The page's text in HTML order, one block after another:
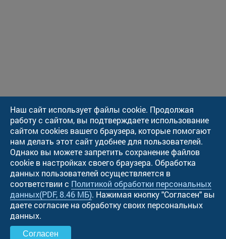
Наш сайт использует файлы cookie. Продолжая
работу с сайтом, вы подтверждаете использование
сайтом cookies вашего браузера, которые помогают
нам делать этот сайт удобнее для пользователей.
Однако вы можете запретить сохранение файлов
cookie в настройках своего браузера. Обработка
данных пользователей осуществляется в
соответствии с Политикой обработки персональных
данных(PDF, 8.46 МБ). Нажимая кнопку "Cогласен" вы
даете согласие на обработку своих персональных
данных.
Согласен